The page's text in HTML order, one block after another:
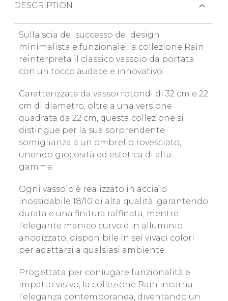
DESCRIPTION
Sulla scia del successo del design
minimalista e funzionale, la collezione Rain
reinterpreta il classico vassoio da portata
con un tocco audace e innovativo.
Caratterizzata da vassoi rotondi di 32 cm e 22
cm di diametro, oltre a una versione
quadrata da 22 cm, questa collezione si
distingue per la sua sorprendente
somiglianza a un ombrello rovesciato,
unendo giocosità ed estetica di alta
gamma.
Ogni vassoio è realizzato in acciaio
inossidabile 18/10 di alta qualità, garantendo
durata e una finitura raffinata, mentre
l'elegante manico curvo è in alluminio
anodizzato, disponibile in sei vivaci colori
per adattarsi a qualsiasi ambiente.
Progettata per coniugare funzionalità e
impatto visivo, la collezione Rain incarna
l'eleganza contemporanea, diventando un